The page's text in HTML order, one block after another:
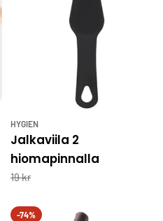
HYGIEN
Jalkaviila 2
hiomapinnalla
19 kr
-74%